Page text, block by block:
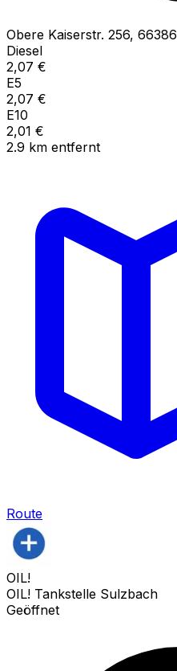
Obere Kaiserstr. 256, 66386
Diesel
2,07 €
E5
2,07 €
E10
2,01 €
2.9 km entfernt
Route
OIL!
OIL! Tankstelle Sulzbach
Geöffnet